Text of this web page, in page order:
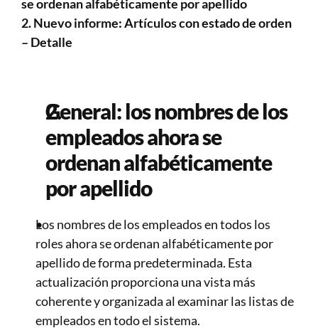
se ordenan alfabéticamente por apellido
2. Nuevo informe: Artículos con estado de orden
– Detalle
General: los nombres de los
empleados ahora se
ordenan alfabéticamente
por apellido
Los nombres de los empleados en todos los
roles ahora se ordenan alfabéticamente por
apellido de forma predeterminada. Esta
actualización proporciona una vista más
coherente y organizada al examinar las listas de
empleados en todo el sistema.